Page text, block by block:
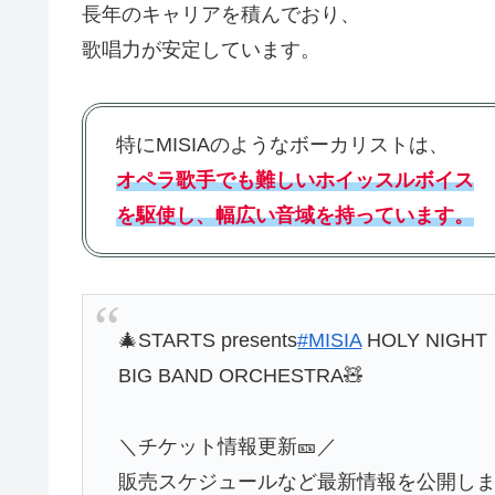
長年のキャリアを積んでおり、
歌唱力が安定しています。
特にMISIAのようなボーカリストは、
オペラ歌手でも難しいホイッスルボイス
を駆使し、幅広い音域を持っています。
🎄STARTS presents#MISIAHOLY NIGHT
BIG BAND ORCHESTRA🧸
＼チケット情報更新🎫／
販売スケジュールなど最新情報を公開し